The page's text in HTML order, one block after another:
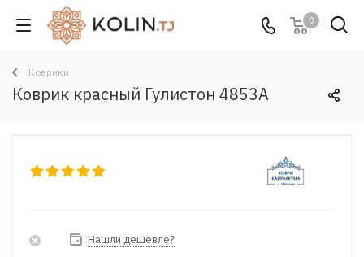
0
Коврики
Коврик красный Гулистон 4853A
Нашли дешевле?